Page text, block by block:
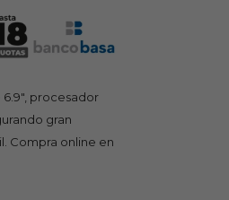
6.9", procesador
gran
Compra online en